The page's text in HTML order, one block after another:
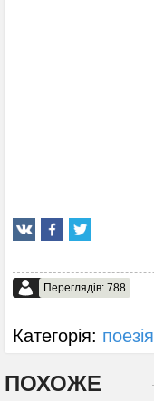
Переглядів: 788
Категорія: поезія
ПОХОЖЕ